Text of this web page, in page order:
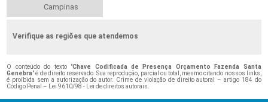
Campinas
Verifique as regiões que atendemos
O conteúdo do texto "Chave Codificada de Presença Orçamento Fazenda Santa
Genebra" é de direito reservado. Sua reprodução, parcial ou total, mesmo citando nossos links,
é proibida sem a autorização do autor. Crime de violação de direito autoral – artigo 184 do
Código Penal –
Lei 9610/98 - Lei de direitos autorais